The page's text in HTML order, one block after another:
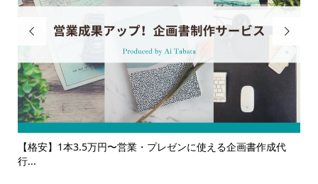

作成代
【サービス一覧】広報・企画・デザインの単発依頼からト
